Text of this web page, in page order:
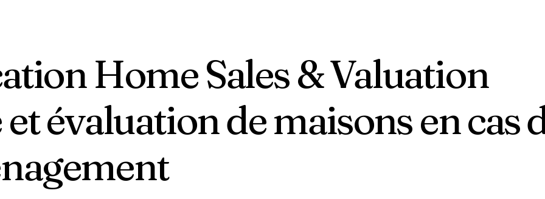
Home Sales & Valuation
évaluation de maisons en cas